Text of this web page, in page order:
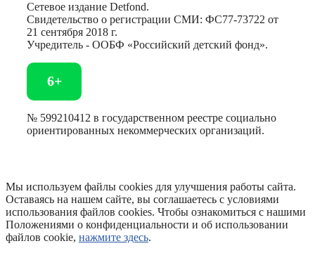
Сетевое издание Detfond.
Свидетельство о регистрации СМИ: ФС77-73722 от
21 сентября 2018 г.
Учредитель - ООБФ «Российский детский фонд».
6+
№ 599210412 в государственном реестре социально
ориентированных некоммерческих организаций.
Мы используем файлы cookies для улучшения работы сайта.
Оставаясь на нашем сайте, вы соглашаетесь с условиями
использования файлов cookies. Чтобы ознакомиться с нашими
Положениями о конфиденциальности и об использовании
файлов cookie, нажмите здесь.